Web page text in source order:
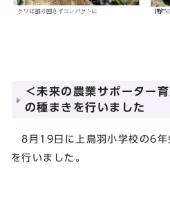
＜未来の農業サポーター
の種まきを行いました
8月19日に上鳥羽小学校の6年
を行いました。